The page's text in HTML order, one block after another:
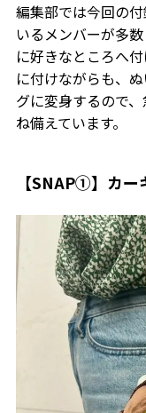
編集部では今回の
いるメンバーが多
に好きなところへ
に付けながらも、
グに変身するので
ね備えています。
【SNAP①】カ